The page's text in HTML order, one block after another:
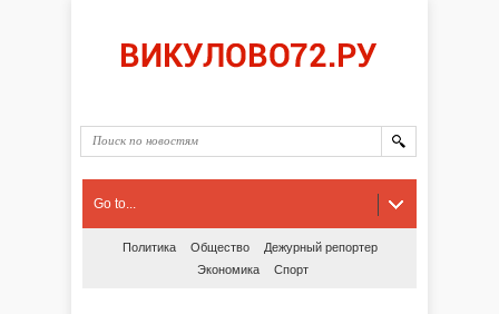
Go to...
Политика Общество
Дежурный репортер
Экономика
Спорт